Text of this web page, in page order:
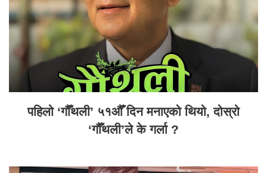
पहिलो ‘गौँथली’ ५१औँ दिन मनाएको थियो, दोस्रो
‘गौँथली’ले के गर्ला ?